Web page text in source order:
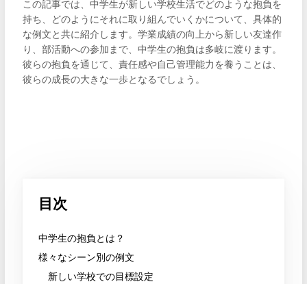
この記事では、中学生が新しい学校生活でどのような抱負を
持ち、どのようにそれに取り組んでいくかについて、具体的
な例文と共に紹介します。学業成績の向上から新しい友達作
り、部活動への参加まで、中学生の抱負は多岐に渡ります。
彼らの抱負を通じて、責任感や自己管理能力を養うことは、
彼らの成長の大きな一歩となるでしょう。
目次
中学生の抱負とは？
様々なシーン別の例文
新しい学校での目標設定